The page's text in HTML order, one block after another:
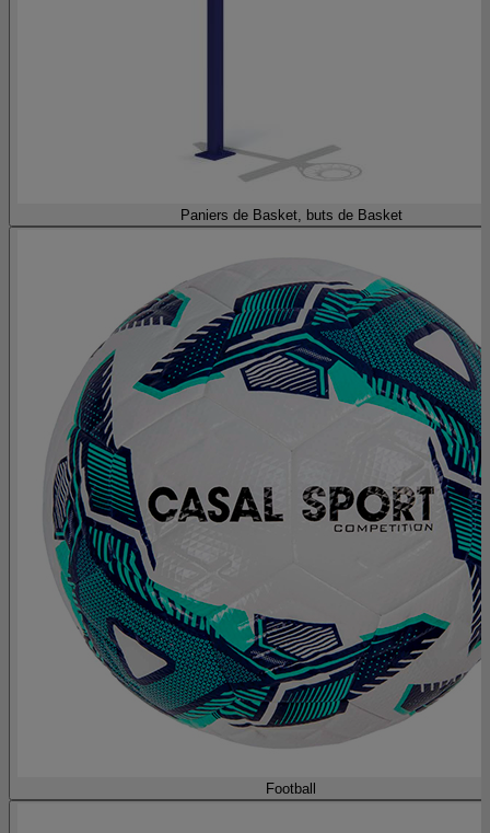
Paniers de Basket, buts de Basket
Football